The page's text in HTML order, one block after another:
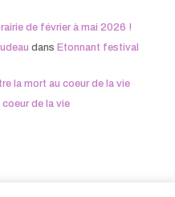
de février à mai 2026 !
dans Etonnant festival
la mort au coeur de la vie
de la vie